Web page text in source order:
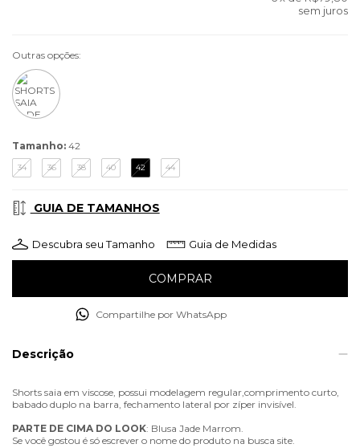
sem juros
Outras opções:
Tamanho: 42
34 36 38 40 42 44
GUIA DE TAMANHOS
Descubra seu Tamanho Guia de Medidas
Compartilhe por WhatsApp
Descrição
Shorts saia em viscose, possui modelagem regular,comprimento curto,
babado duplo na barra, fechamento lateral por zíper invisível.
PARTE DE CIMA DO LOOK: Blusa Jade Marrom.
Se você gostou é só escrever o nome do produto na busca site.